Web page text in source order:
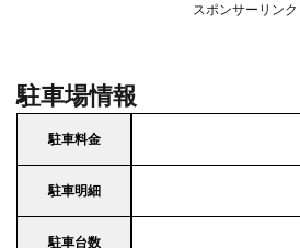
スポンサーリンク
駐車場情報
駐車料金
駐車明細
駐車台数